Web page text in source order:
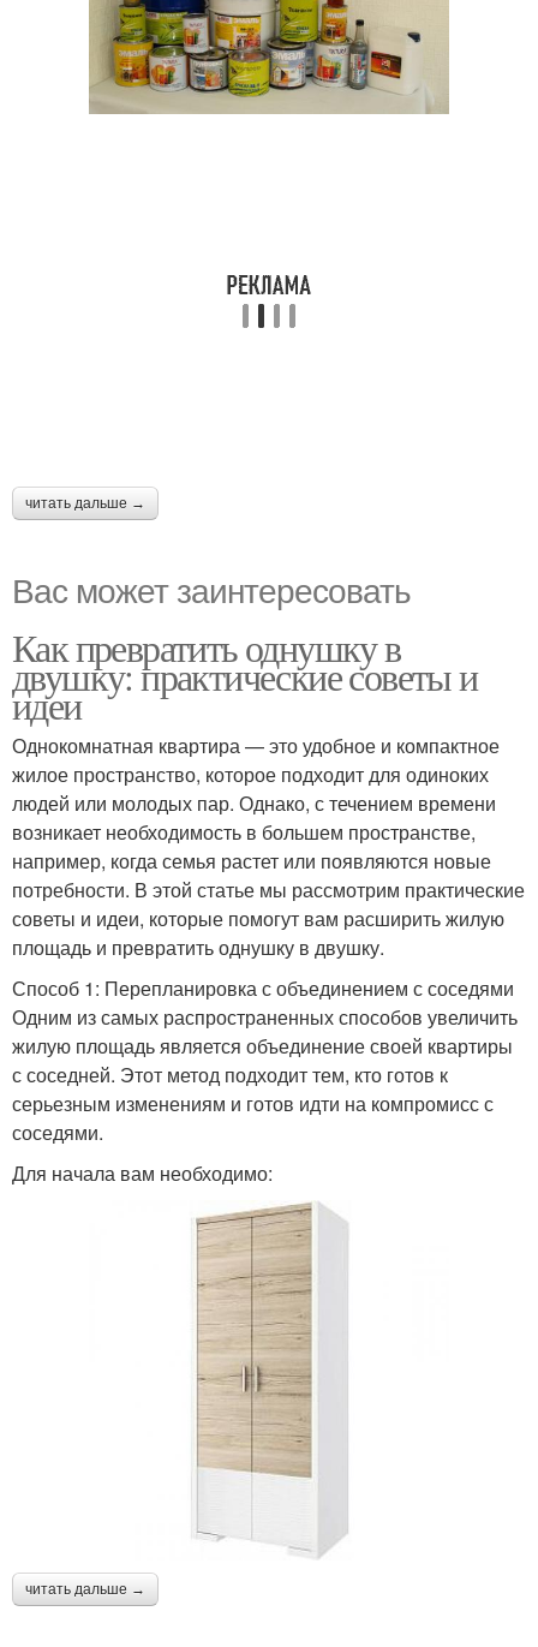
читать дальше →
Вас может заинтересовать
Как превратить однушку в
двушку: практические советы и
идеи
Однокомнатная квартира — это удобное и компактное
жилое пространство, которое подходит для одиноких
людей или молодых пар. Однако, с течением времени
возникает необходимость в большем пространстве,
например, когда семья растет или появляются новые
потребности. В этой статье мы рассмотрим практические
советы и идеи, которые помогут вам расширить жилую
площадь и превратить однушку в двушку.
Способ 1: Перепланировка с объединением с соседями
Одним из самых распространенных способов увеличить
жилую площадь является объединение своей квартиры
с соседней. Этот метод подходит тем, кто готов к
серьезным изменениям и готов идти на компромисс с
соседями.
Для начала вам необходимо:
читать дальше →